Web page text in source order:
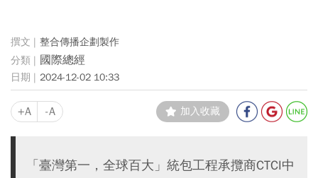
整合傳播企劃製作
國際總經
2024-12-02 10:33
+A -A 加入收藏
「臺灣第一，全球百大」統包工程承攬商CTCI中